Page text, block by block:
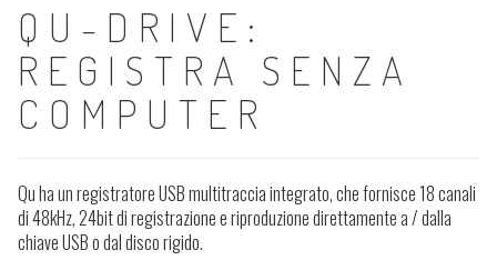
QU-DRIVE:
REGISTRA SENZA
COMPUTER
Qu ha un registratore USB multitraccia integrato, che fornisce 18 canali
di 48kHz, 24bit di registrazione e riproduzione direttamente a / dalla
chiave USB o dal disco rigido.